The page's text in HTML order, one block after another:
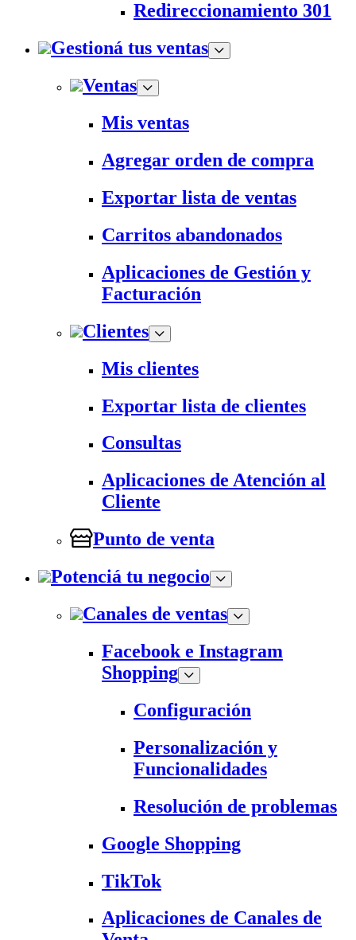
Redireccionamiento 301
Gestioná tus ventas
Ventas
Mis ventas
Agregar orden de compra
Exportar lista de ventas
Carritos abandonados
Aplicaciones de Gestión y
Facturación
Clientes
Mis clientes
Exportar lista de clientes
Consultas
Aplicaciones de Atención al
Cliente
Punto de venta
Potenciá tu negocio
Canales de ventas
Facebook e Instagram
Shopping
Configuración
Personalización y
Funcionalidades
Resolución de problemas
Google Shopping
TikTok
Aplicaciones de Canales de